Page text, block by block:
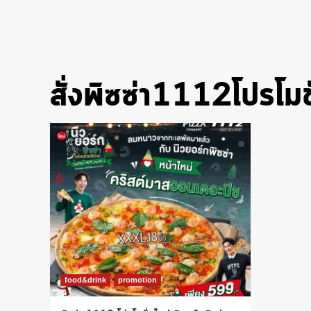
สั่งพิซซ่า1112โปรโม
food&drink promotion